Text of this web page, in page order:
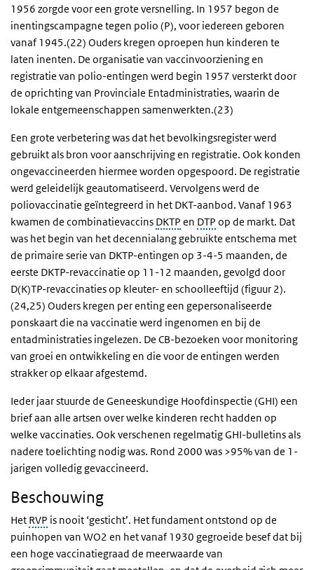
1956 zorgde voor een grote versnelling. In 1957 begon de
inentingscampagne tegen polio (P), voor iedereen geboren
vanaf 1945.(22) Ouders kregen oproepen hun kinderen te
laten inenten. De organisatie van vaccinvoorziening en
registratie van polio-entingen werd begin 1957 versterkt door
de oprichting van Provinciale Entadministraties, waarin de
lokale entgemeenschappen samenwerkten.(23)
Een grote verbetering was dat het bevolkingsregister werd
gebruikt als bron voor aanschrijving en registratie. Ook konden
ongevaccineerden hiermee worden opgespoord. De registratie
werd geleidelijk geautomatiseerd. Vervolgens werd de
poliovaccinatie geïntegreerd in het DKT-aanbod. Vanaf 1963
kwamen de combinatievaccins DKTP en DTP op de markt. Dat
was het begin van het decennialang gebruikte entschema met
de primaire serie van DKTP-entingen op 3-4-5 maanden, de
eerste DKTP-revaccinatie op 11-12 maanden, gevolgd door
D(K)TP-revaccinaties op kleuter- en schoolleeftijd (figuur 2).
(24,25) Ouders kregen per enting een gepersonaliseerde
ponskaart die na vaccinatie werd ingenomen en bij de
entadministraties ingelezen. De CB-bezoeken voor monitoring
van groei en ontwikkeling en die voor de entingen werden
strakker op elkaar afgestemd.
Ieder jaar stuurde de Geneeskundige Hoofdinspectie (GHI) een
brief aan alle artsen over welke kinderen recht hadden op
welke vaccinaties. Ook verschenen regelmatig GHI-bulletins als
nadere toelichting nodig was. Rond 2000 was >95% van de 1-
jarigen volledig gevaccineerd.
Beschouwing
Het RVP is nooit ‘gesticht’. Het fundament ontstond op de
puinhopen van WO2 en het vanaf 1930 gegroeide besef dat bij
een hoge vaccinatiegraad de meerwaarde van